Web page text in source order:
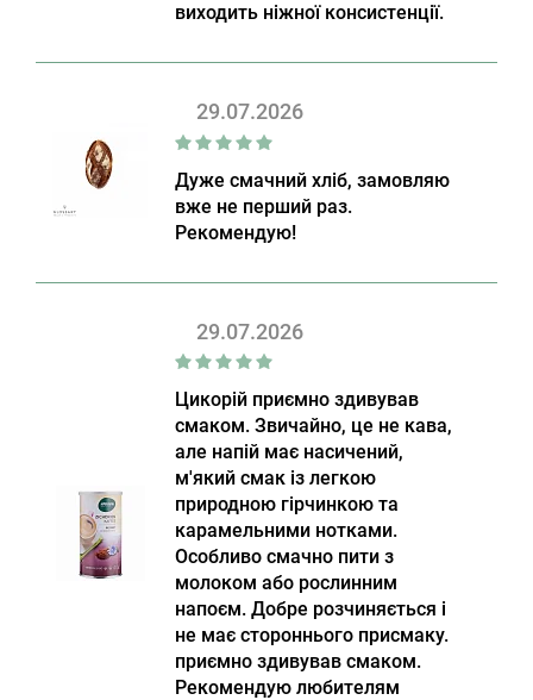
виходить ніжної консистенції.
29.07.2026
Дуже смачний хліб, замовляю
вже не перший раз.
Рекомендую!
29.07.2026
Цикорій приємно здивував
смаком. Звичайно, це не кава,
але напій має насичений,
м'який смак із легкою
природною гірчинкою та
карамельними нотками.
Особливо смачно пити з
молоком або рослинним
напоєм. Добре розчиняється і
не має стороннього присмаку.
приємно здивував смаком.
Рекомендую любителям